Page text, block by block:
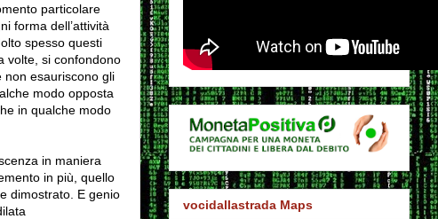
particolare
forma dell’attività
spesso questi
volte, si confondono
esauriscono gli
modo opposta
in qualche modo
in maniera
in più, quello
dimostrato. E genio
vocidallastrada Maps